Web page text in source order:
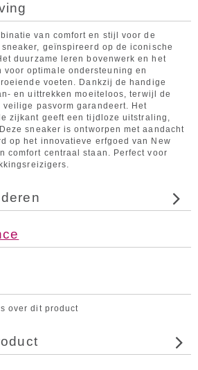
van comfort en stijl voor de
geïnspireerd op de iconische
duurzame leren bovenwerk en het
voor optimale ondersteuning en
voeten. Dankzij de handige
en uittrekken moeiteloos, terwijl de
pasvorm garandeert. Het
zijkant geeft een tijdloze uitstraling,
sneaker is ontworpen met aandacht
op het innovatieve erfgoed van New
comfort centraal staan. Perfect voor
over dit product